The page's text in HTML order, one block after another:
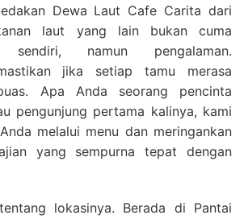
Dewa Laut Cafe Carita dari
laut yang lain bukan cuma
namun pengalaman.
jika setiap tamu merasa
Apa Anda seorang pencinta
pengunjung pertama kalinya, kami
melalui menu dan meringankan
yang sempurna tepat dengan
lokasinya. Berada di Pantai